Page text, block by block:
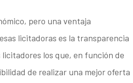
pero una ventaja
licitadoras es la transparencia
los que, en función de
de realizar una mejor oferta